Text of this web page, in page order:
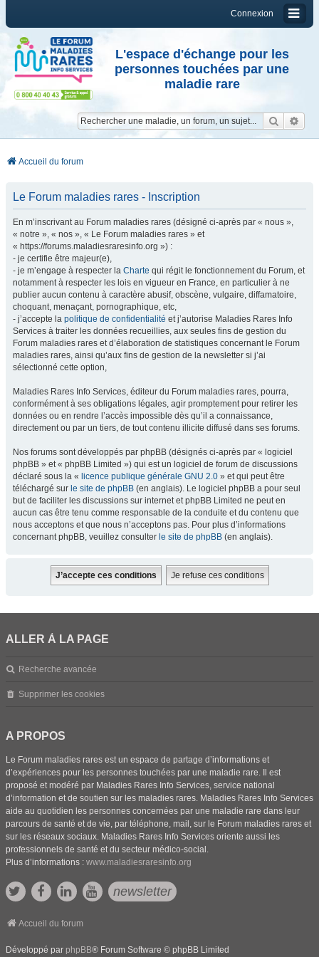
Connexion
L'espace d'échange pour les
personnes touchées par une
maladie rare
Accueil du forum
Le Forum maladies rares - Inscription
En m’inscrivant au Forum maladies rares (désigné ci-après par « nous »,
« notre », « nos », « Le Forum maladies rares » et
« https://forums.maladiesraresinfo.org ») :
- je certifie être majeur(e),
- je m’engage à respecter la Charte qui régit le fonctionnement du Forum, et
notamment à respecter les lois en vigueur en France, en particulier à ne
publier aucun contenu à caractère abusif, obscène, vulgaire, diffamatoire,
choquant, menaçant, pornographique, etc,
- j’accepte la politique de confidentialité et j’autorise Maladies Rares Info
Services à traiter les données recueillies, aux seules fins de gestion du
Forum maladies rares et d’élaboration de statistiques concernant le Forum
maladies rares, ainsi qu’aux fins de gestion de la newsletter si j’ai
sélectionné cette option,
Maladies Rares Info Services, éditeur du Forum maladies rares, pourra,
conformément à ses obligations légales, agir promptement pour retirer les
données ou en rendre l’accès impossible dès qu’il a connaissance,
directement ou par un tiers, de tout contenu illicite diffusé dans ses forums.
Nos forums sont développés par phpBB (désignés ci-après par « logiciel
phpBB » et « phpBB Limited ») qui est un logiciel de forum de discussions
déclaré sous la « licence publique générale GNU 2.0 » et qui peut être
téléchargé sur le site de phpBB (en anglais). Le logiciel phpBB a pour seul
but de faciliter les discussions sur internet et phpBB Limited ne peut en
aucun cas être tenu comme responsable de la conduite et du contenu que
nous acceptons et que nous n’acceptons pas. Pour plus d’informations
concernant phpBB, veuillez consulter le site de phpBB (en anglais).
ALLER À LA PAGE
Recherche avancée
Supprimer les cookies
A PROPOS
Le Forum maladies rares est un espace de partage d’informations et
d’expériences pour les personnes touchées par une maladie rare. Il est
proposé et modéré par Maladies Rares Info Services, service national
d’information et de soutien sur les maladies rares. Maladies Rares Info Services
aide au quotidien les personnes concernées par une maladie rare dans leur
parcours de santé et de vie, par téléphone, mail, sur le Forum maladies rares et
sur les réseaux sociaux. Maladies Rares Info Services oriente aussi les
professionnels de santé et du secteur médico-social.
Plus d’informations : www.maladiesraresinfo.org
newsletter
Accueil du forum
Développé par phpBB® Forum Software © phpBB Limited